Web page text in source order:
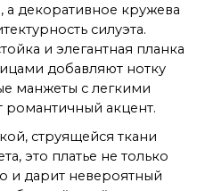
декоративное кружева
силуэта.
и элегантная планка
добавляют нотку
манжеты с легкими
акцент.
струящейся ткани
это платье не только
и дарит невероятный